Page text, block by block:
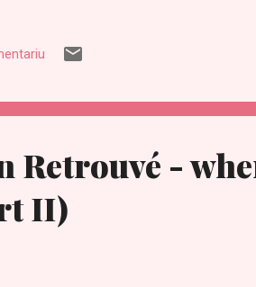
du Paradis Rouge symbolizes Julien
blos...
Retrouvé -
II)